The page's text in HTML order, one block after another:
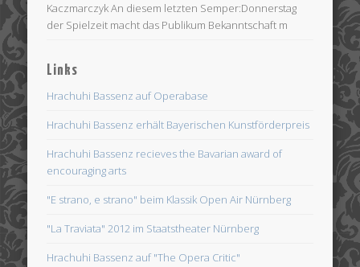
Kaczmarczyk An diesem letzten Semper:Donnerstag
der Spielzeit macht das Publikum Bekanntschaft m
Links
Hrachuhi Bassenz auf Operabase
Hrachuhi Bassenz erhält Bayerischen Kunstförderpreis
Hrachuhi Bassenz recieves the Bavarian award of
encouraging arts
"E strano, e strano" beim Klassik Open Air Nürnberg
"La Traviata" 2012 im Staatstheater Nürnberg
Hrachuhi Bassenz auf "The Opera Critic"